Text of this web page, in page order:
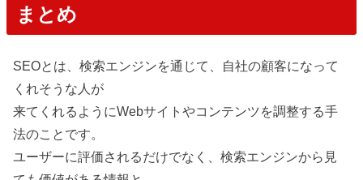
まとめ
SEOとは、検索エンジンを通じて、自社の顧客になって
くれそうな人が
来てくれるようにWebサイトやコンテンツを調整する手
法のことです。
ユーザーに評価されるだけでなく、検索エンジンから見